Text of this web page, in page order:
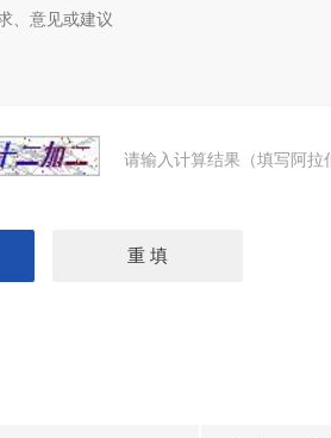
液压对称式弯曲机
请输入计算结果（填写阿拉